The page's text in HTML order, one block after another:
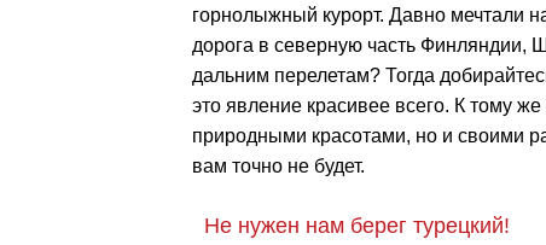
горнолыжный курорт. Давно мечтали
дорога в северную часть Финляндии,
дальним перелетам? Тогда
это явление красивее всего. К тому
природными красотами, но и своими
вам точно не будет.
Не нужен нам берег турецкий!